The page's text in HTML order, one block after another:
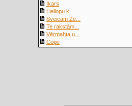
Ikars
Liellopu k...
Sveicam Ze...
Te rakstām...
Vērmahta u...
Cope